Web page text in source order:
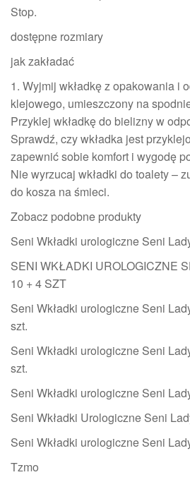
Stop.
dostępne rozmiary
jak zakładać
1. Wyjmij wkładkę z opakowania i
klejowego, umieszczony na
Przyklej wkładkę do bielizny w
Sprawdź, czy wkładka jest
zapewnić sobie komfort i wygodę
Nie wyrzucaj wkładki do toalety –
do kosza na śmieci.
Zobacz podobne produkty
Seni Wkładki urologiczne Seni
SENI WKŁADKI UROLOGICZNE
10 + 4 SZT
Seni Wkładki urologiczne Seni
szt.
Seni Wkładki urologiczne Seni
szt.
Seni Wkładki urologiczne Seni
Seni Wkładki Urologiczne Seni
Seni Wkładki urologiczne Seni
Tzmo